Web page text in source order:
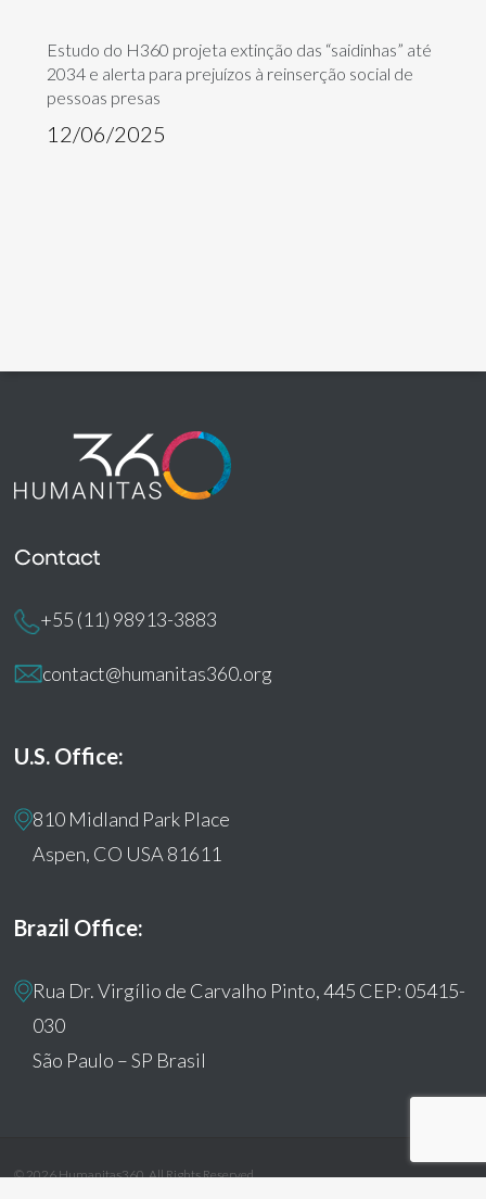
Estudo do H360 projeta extinção das “saidinhas” até
2034 e alerta para prejuízos à reinserção social de
pessoas presas
12/06/2025
Contact
+55 (11) 98913-3883
contact@humanitas360.org
U.S. Office:
810 Midland Park Place
Aspen, CO USA 81611
Brazil Office:
Rua Dr. Virgílio de Carvalho Pinto, 445 CEP: 05415-
030
São Paulo – SP Brasil
© 2026 Humanitas360. All Rights Reserved